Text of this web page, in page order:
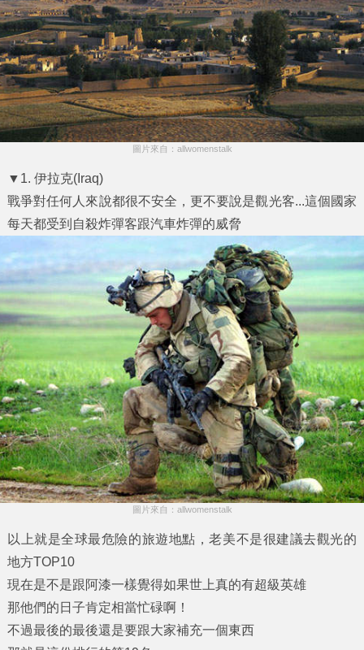
圖片來自：allwomenstalk
▼1. 伊拉克(Iraq)
戰爭對任何人來說都很不安全，更不要說是觀光客...這個國家
每天都受到自殺炸彈客跟汽車炸彈的威脅
圖片來自：allwomenstalk
以上就是全球最危險的旅遊地點，老美不是很建議去觀光的
地方TOP10
現在是不是跟阿漆一樣覺得如果世上真的有超級英雄
那他們的日子肯定相當忙碌啊！
不過最後的最後還是要跟大家補充一個東西